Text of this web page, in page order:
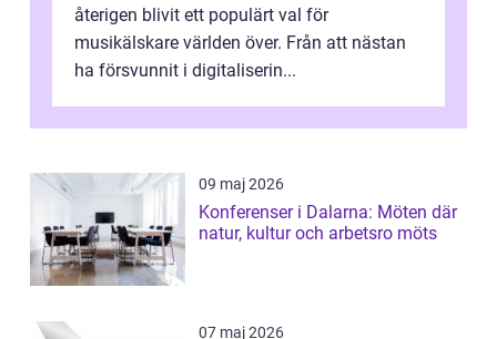
återigen blivit ett populärt val för
musikälskare världen över. Från att nästan
ha försvunnit i digitaliserin...
09 maj 2026
Konferenser i Dalarna: Möten där
natur, kultur och arbetsro möts
07 maj 2026